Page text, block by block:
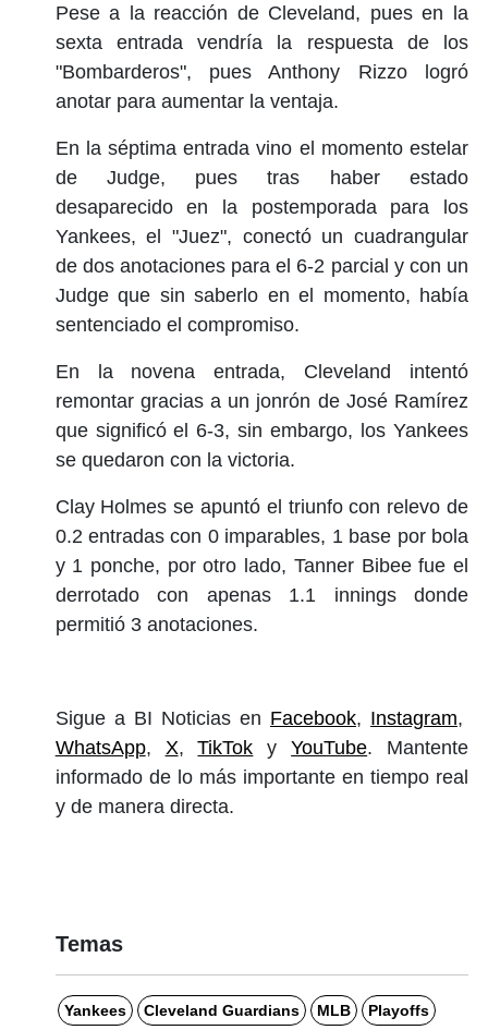
Pese a la reacción de Cleveland, pues en la
sexta entrada vendría la respuesta de los
"Bombarderos", pues Anthony Rizzo logró
anotar para aumentar la ventaja.
En la séptima entrada vino el momento estelar
de Judge, pues tras haber estado
desaparecido en la postemporada para los
Yankees, el "Juez", conectó un cuadrangular
de dos anotaciones para el 6-2 parcial y con un
Judge que sin saberlo en el momento, había
sentenciado el compromiso.
En la novena entrada, Cleveland intentó
remontar gracias a un jonrón de José Ramírez
que significó el 6-3, sin embargo, los Yankees
se quedaron con la victoria.
Clay Holmes se apuntó el triunfo con relevo de
0.2 entradas con 0 imparables, 1 base por bola
y 1 ponche, por otro lado, Tanner Bibee fue el
derrotado con apenas 1.1 innings donde
permitió 3 anotaciones.
Sigue a BI Noticias en Facebook, Instagram,
WhatsApp, X,TikTok yYouTube. Mantente
informado de lo más importante en tiempo real
y de manera directa.
Temas
Yankees Cleveland Guardians MLB Playoffs